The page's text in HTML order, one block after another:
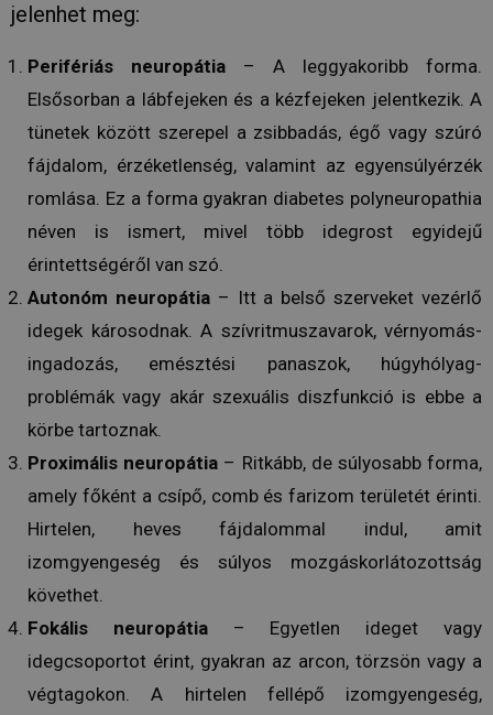
jelenhet meg:
Perifériás neuropátia – A leggyakoribb forma.
Elsősorban a lábfejeken és a kézfejeken jelentkezik. A
tünetek között szerepel a zsibbadás, égő vagy szúró
fájdalom, érzéketlenség, valamint az egyensúlyérzék
romlása. Ez a forma gyakran diabetes polyneuropathia
néven is ismert, mivel több idegrost egyidejű
érintettségéről van szó.
Autonóm neuropátia– Itt a belső szerveket vezérlő
idegek károsodnak. A szívritmuszavarok, vérnyomás-
ingadozás, emésztési panaszok, húgyhólyag-
problémák vagy akár szexuális diszfunkció is ebbe a
körbe tartoznak.
Proximális neuropátia – Ritkább, de súlyosabb forma,
amely főként a csípő, comb és farizom területét érinti.
Hirtelen, heves fájdalommal indul, amit
izomgyengeség és súlyos mozgáskorlátozottság
követhet.
Fokális neuropátia– Egyetlen ideget vagy
idegcsoportot érint, gyakran az arcon, törzsön vagy a
végtagokon. A hirtelen fellépő izomgyengeség,